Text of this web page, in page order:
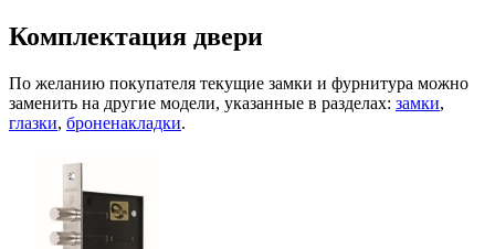
Комплектация двери
По желанию покупателя текущие замки и фурнитура можно
заменить на другие модели, указанные в разделах: замки,
глазки, броненакладки.